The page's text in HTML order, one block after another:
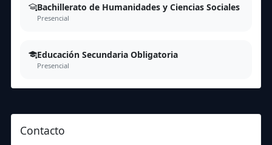
Bachillerato de Humanidades y Ciencias Sociales
Presencial
Educación Secundaria Obligatoria
Presencial
Contacto